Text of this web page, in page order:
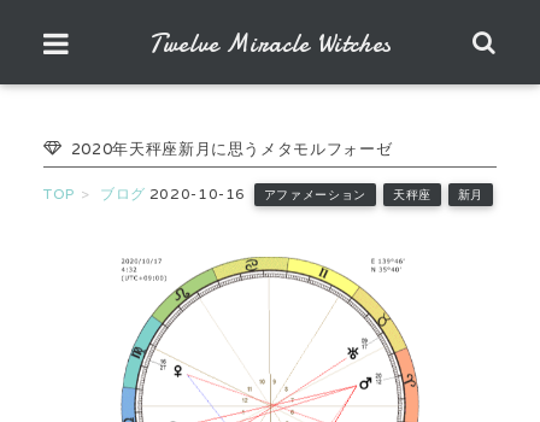
Twelve Miracle Witches
2020年天秤座新月に思うメタモルフォーゼ
TOP ブログ 2020-10-16 アファメーション 天秤座 新月